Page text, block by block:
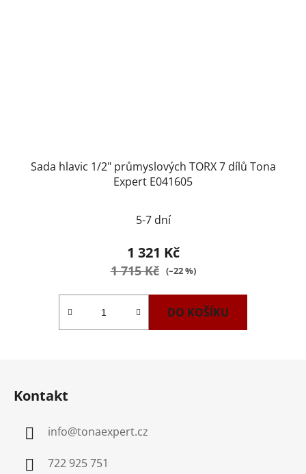
Sada hlavic 1/2" průmyslových TORX 7 dílů Tona
Expert E041605
5-7 dní
1 321 Kč
1 715 Kč (–22 %)
DO KOŠÍKU
Kontakt
info@tonaexpert.cz
722 925 751